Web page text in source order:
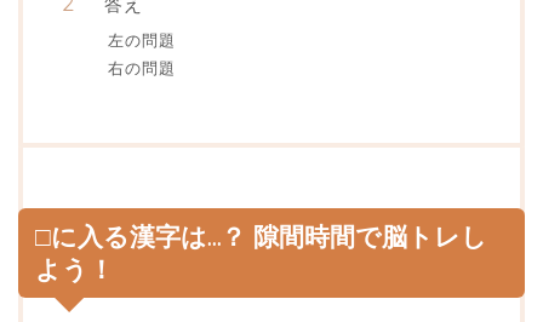
左の問題
右の問題
□に入る漢字は…？ 隙間時間で脳トレし
よう！